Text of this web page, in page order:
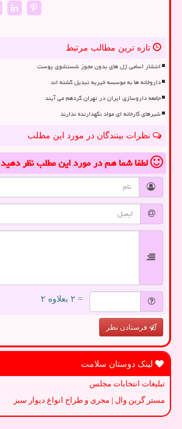
تازه ترین مطالب مرتبط
انتشار اسامی ژل های بدون مجوز شستشوی پوست
داروخانه ها به موسسه خیریه تبدیل گشته اند
جامعه داروسازی ایران در تهران گردهم می آیند
شیرهای کارخانه ای مواد نگهدارنده ندارند
نظرات بینندگان در مورد این مطلب
لطفا شما همدر مورد این مطلبنظر دهید
= ۲ بعلاوه ۲
فرستادن نظر
لینک دوستان سلامت
تبلیغات انتخابات مجلس
مستر گرین وال | مجری و طراح انواع دیوار سبز